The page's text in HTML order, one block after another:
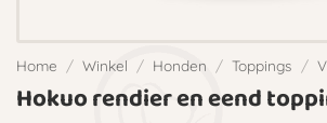
Home / Winkel / Honden / Toppings /
Hokuo rendier en eend